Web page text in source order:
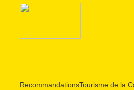
RecommandationsTourisme de la